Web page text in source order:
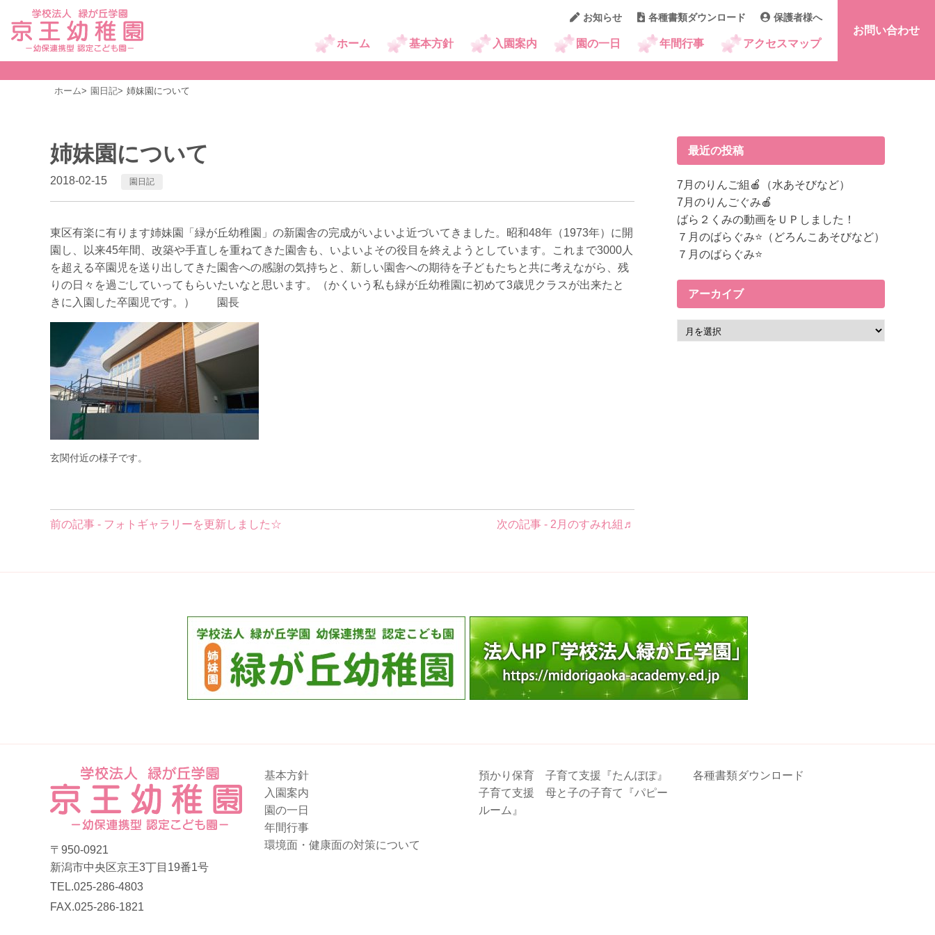
お知らせ 各種書類ダウンロード 保護者様へ
ホーム 基本方針 入園案内 園の一日 年間行事 アクセスマップ
お問い合わせ
園日記
ホーム 園日記 姉妹園について
姉妹園について
2018-02-15 園日記
東区有楽に有ります姉妹園「緑が丘幼稚園」の新園舎の完成がいよいよ近づいてきました。昭和48年（1973年）に開
園し、以来45年間、改築や手直しを重ねてきた園舎も、いよいよその役目を終えようとしています。これまで3000人
を超える卒園児を送り出してきた園舎への感謝の気持ちと、新しい園舎への期待を子どもたちと共に考えながら、残
りの日々を過ごしていってもらいたいなと思います。（かくいう私も緑が丘幼稚園に初めて3歳児クラスが出来たと
きに入園した卒園児です。） 園長
玄関付近の様子です。
前
記
前の記事 - フォトギャラリーを更新しました☆ 次の記事 - 2月のすみれ組♬
最近の投稿
7月のりんご組🍎（水あそびなど）
7月のりんごぐみ🍎
ばら２くみの動画をＵＰしました！
７月のばらぐみ⭐（どろんこあそびなど）
７月のばらぐみ⭐
アーカイブ
ー
〒950-0921
新潟市中央区京王3丁目19番1号
TEL.025-286-4803
FAX.025-286-1821
基本方針
入園案内
園の一日
年間行事
環境面・健康面の対策について
預かり保育 子育て支援『たんぽぽ』
子育て支援 母と子の子育て『パピー
ルーム』
各種書類ダウンロード